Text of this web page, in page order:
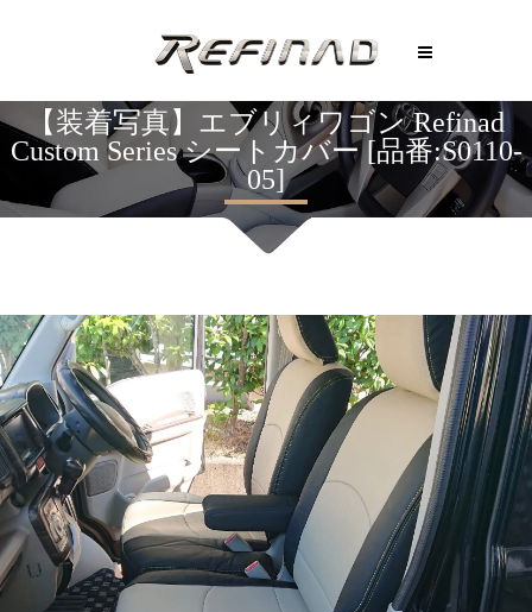
【装着写真】エブリィワゴン Refinad
Custom Series シートカバー [品番:S0110-
05]